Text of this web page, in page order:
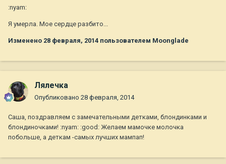
:nyam:
Я умерла. Мое сердце разбито...
Изменено 28 февраля, 2014 пользователем Moonglade
Лялечка
Опубликовано 28 февраля, 2014
Саша, поздравляем с замечательными детками, блондинками и
блондиночками! :nyam: :good: Желаем мамочке молочка
побольше, а деткам -самых лучших мампап!